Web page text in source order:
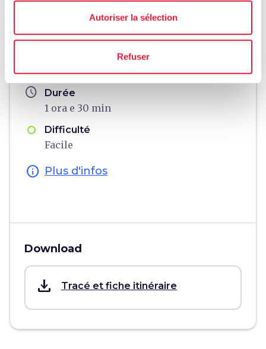
Autoriser la sélection
Refuser
Informations
Moyen et durée
À pied, 3,5 km
schedule Durée
1 ora e 30 min
Difficulté
Facile
info Plus d'infos
Download
save_alt Tracé et fiche itinéraire